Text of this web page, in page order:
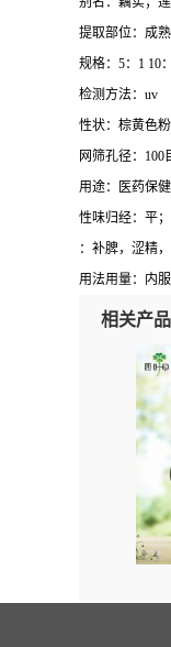
提取部位：成
规格：5：1 10
检测方法：uv
性状：棕黄色
网筛孔径：100
用途：医药保
性味归经：平
：补脾，涩精
用法用量：内
相关产品